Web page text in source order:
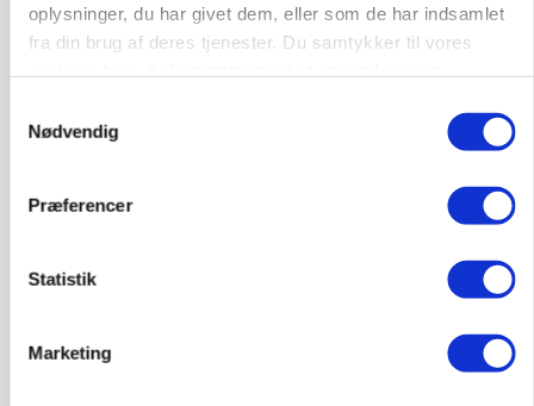
oplysninger, du har givet dem, eller som de har indsamlet
fra din brug af deres tjenester. Du samtykker til vores
Nødvendig
Præferencer
Statistik
Marketing
Danish Crown slår igen i noteringsstrid: Tysk